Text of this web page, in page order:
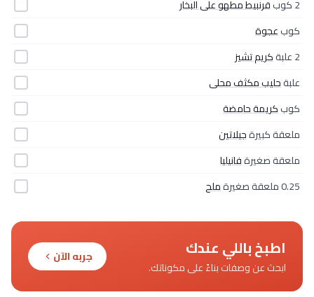
2 كوب
قرنبيط مطهو على البخار
كوبعجوة
2 علبة
كريم تشيز
علبةحليب مكثف محلى
كوبكريمة حامضة
ملعقة كبيرةجيلاتين
ملعقة صغيرةفانيليا
0.25 ملعقة صغيرة
ملح
اطبخ باللي عندك
ابحث عن وصفات بناءً على مكوناتك.
جربه الآن